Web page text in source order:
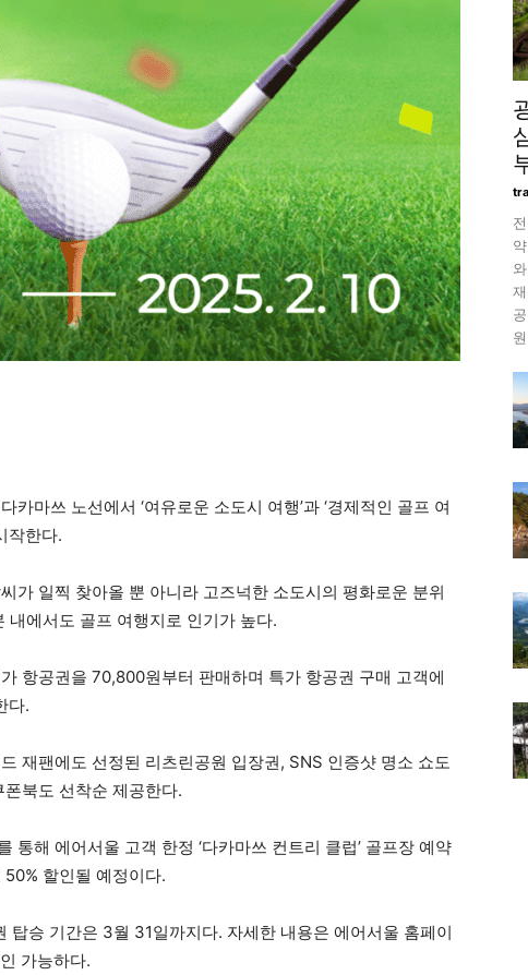
마쓰 노선에서 ‘여유로운 소도시 여행’과 ‘경제적인 골프 여
작한다.
가 일찍 찾아올 뿐 아니라 고즈넉한 소도시의 평화로운 분위
내에서도 골프 여행지로 인기가 높다.
항공권을 70,800원부터 판매하며 특가 항공권 구매 고객에
다.
재팬에도 선정된 리츠린공원 입장권, SNS 인증샷 명소 쇼도
북도 선착순 제공한다.
통해 에어서울 고객 한정 ‘다카마쓰 컨트리 클럽’ 골프장 예약
할인될 예정이다.
탑승 기간은 3월 31일까지다. 자세한 내용은 에어서울 홈페이
가능하다.